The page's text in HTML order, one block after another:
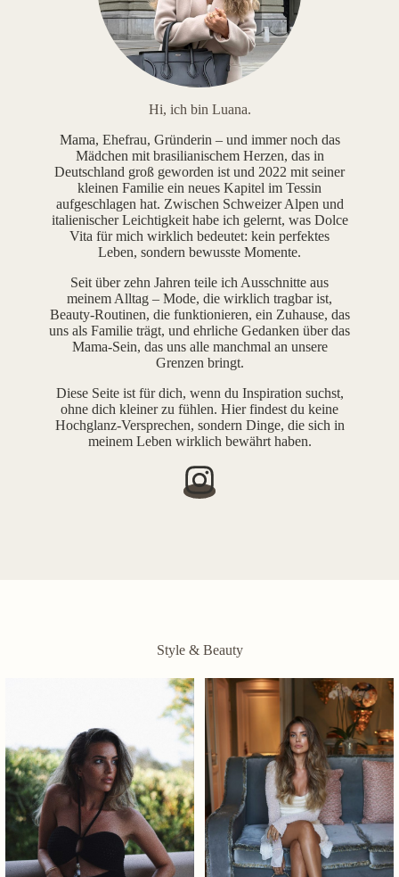
Hi, ich bin Luana.
Mama, Ehefrau, Gründerin – und immer noch das
Mädchen mit brasilianischem Herzen, das in
Deutschland groß geworden ist und 2022 mit seiner
kleinen Familie ein neues Kapitel im Tessin
aufgeschlagen hat. Zwischen Schweizer Alpen und
italienischer Leichtigkeit habe ich gelernt, was Dolce
Vita für mich wirklich bedeutet: kein perfektes
Leben, sondern bewusste Momente.
Seit über zehn Jahren teile ich Ausschnitte aus
meinem Alltag – Mode, die wirklich tragbar ist,
Beauty-Routinen, die funktionieren, ein Zuhause, das
uns als Familie trägt, und ehrliche Gedanken über das
Mama-Sein, das uns alle manchmal an unsere
Grenzen bringt.
Diese Seite ist für dich, wenn du Inspiration suchst,
ohne dich kleiner zu fühlen. Hier findest du keine
Hochglanz-Versprechen, sondern Dinge, die sich in
meinem Leben wirklich bewährt haben.
Style & Beauty